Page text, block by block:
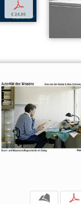
p
€ 24,95
b p